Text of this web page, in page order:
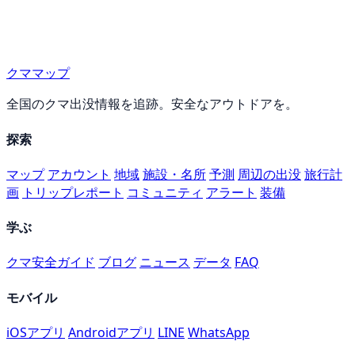
クママップ
全国のクマ出没情報を追跡。安全なアウトドアを。
探索
マップ アカウント 地域施設・名所予測 周辺の出没旅行計
画 トリップレポート コミュニティ アラート 装備
学ぶ
クマ安全ガイド ブログ ニュース データ FAQ
モバイル
iOSアプリ Androidアプリ LINE WhatsApp